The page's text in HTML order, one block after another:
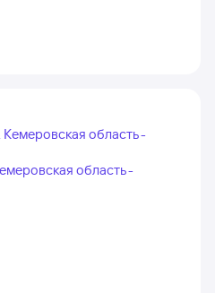
область -
область -